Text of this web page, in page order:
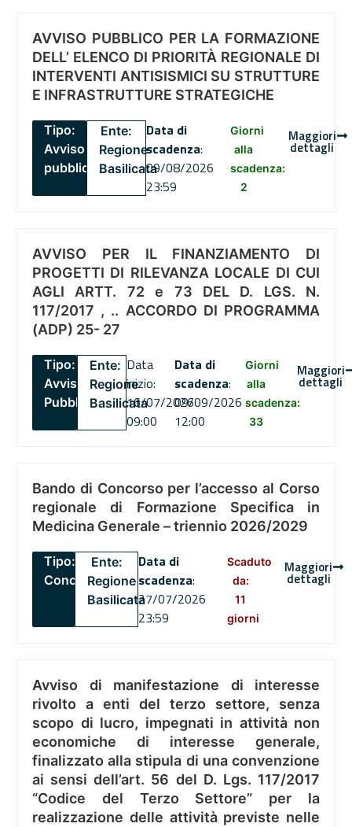
AVVISO PUBBLICO PER LA FORMAZIONE
DELL’ ELENCO DI PRIORITÀ REGIONALE DI
INTERVENTI ANTISISMICI SU STRUTTURE
E INFRASTRUTTURE STRATEGICHE
Tipo:
Avviso
pubblico
Ente:
Regione
Basilicata
Data di
scadenza:
09/08/2026
23:59
Giorni
alla
scadenza:
2
Maggiori
dettagli
AVVISO PER IL FINANZIAMENTO DI
PROGETTI DI RILEVANZA LOCALE DI CUI
AGLI ARTT. 72 e 73 DEL D. LGS. N.
117/2017 , .. ACCORDO DI PROGRAMMA
(ADP) 25- 27
Tipo:
Avviso
Pubblico
Ente:
Regione
Basilicata
Data
inizio:
16/07/2026
09:00
Data di
scadenza:
09/09/2026
12:00
Giorni
alla
scadenza:
33
Maggiori
dettagli
Bando di Concorso per l’accesso al Corso
regionale di Formazione Specifica in
Medicina Generale – triennio 2026/2029
Tipo:
Concorsi
Ente:
Regione
Basilicata
Data di
scadenza:
27/07/2026
23:59
Scaduto
da:
11
giorni
Maggiori
dettagli
Avviso di manifestazione di interesse
rivolto a enti del terzo settore, senza
scopo di lucro, impegnati in attività non
economiche di interesse generale,
finalizzato alla stipula di una convenzione
ai sensi dell’art. 56 del D. Lgs. 117/2017
“Codice del Terzo Settore” per la
realizzazione delle attività previste nelle